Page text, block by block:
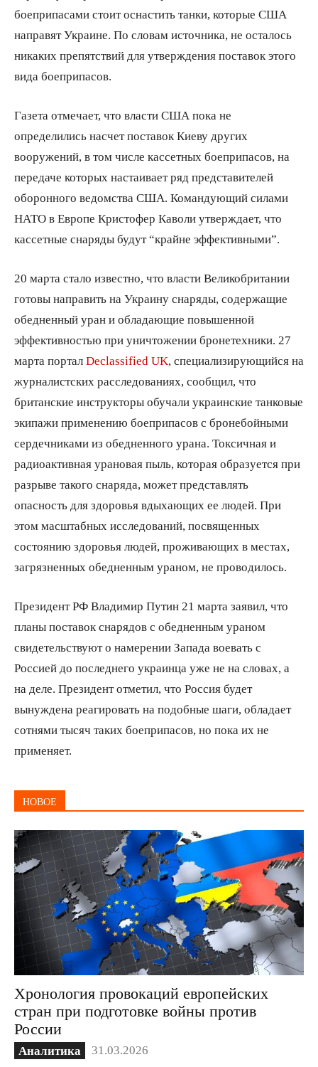
боеприпасами стоит оснастить танки, которые США
направят Украине. По словам источника, не осталось
никаких препятствий для утверждения поставок этого
вида боеприпасов.
Газета отмечает, что власти США пока не
определились насчет поставок Киеву других
вооружений, в том числе кассетных боеприпасов, на
передаче которых настаивает ряд представителей
оборонного ведомства США. Командующий силами
НАТО в Европе Кристофер Каволи утверждает, что
кассетные снаряды будут “крайне эффективными”.
20 марта стало известно, что власти Великобритании
готовы направить на Украину снаряды, содержащие
обедненный уран и обладающие повышенной
эффективностью при уничтожении бронетехники. 27
марта портал Declassified UK , специализирующийся на
журналистских расследованиях, сообщил, что
британские инструкторы обучали украинские танковые
экипажи применению боеприпасов с бронебойными
сердечниками из обедненного урана. Токсичная и
радиоактивная урановая пыль, которая образуется при
разрыве такого снаряда, может представлять
опасность для здоровья вдыхающих ее людей. При
этом масштабных исследований, посвященных
состоянию здоровья людей, проживающих в местах,
загрязненных обедненным ураном, не проводилось.
Президент РФ Владимир Путин 21 марта заявил, что
планы поставок снарядов с обедненным ураном
свидетельствуют о намерении Запада воевать с
Россией до последнего украинца уже не на словах, а
на деле. Президент отметил, что Россия будет
вынуждена реагировать на подобные шаги, обладает
сотнями тысяч таких боеприпасов, но пока их не
применяет.
НОВОЕ
Хронология провокаций европейских
стран при подготовке войны против
России
Аналитика 31.03.2026